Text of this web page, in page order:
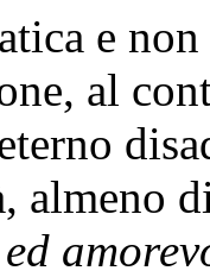
e
al
almeno